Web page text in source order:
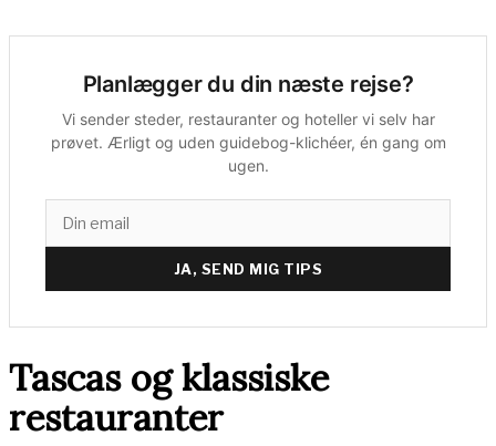
Planlægger du din næste rejse?
Vi sender steder, restauranter og hoteller vi selv har
prøvet. Ærligt og uden guidebog-klichéer, én gang om
ugen.
JA, SEND MIG TIPS
Tascas og klassiske
restauranter